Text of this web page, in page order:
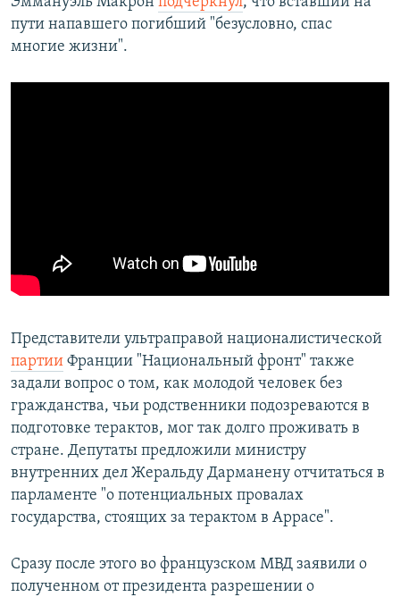
пути напавшего погибший "безусловно, спас
многие жизни".
Представители ультраправой националистической
партии Франции "Национальный фронт" также
задали вопрос о том, как молодой человек без
гражданства, чьи родственники подозреваются в
подготовке терактов, мог так долго проживать в
стране. Депутаты предложили министру
внутренних дел Жеральду Дарманену отчитаться в
парламенте "о потенциальных провалах
государства, стоящих за терактом в Аррасе".
Сразу после этого во французском МВД заявили о
полученном от президента разрешении о